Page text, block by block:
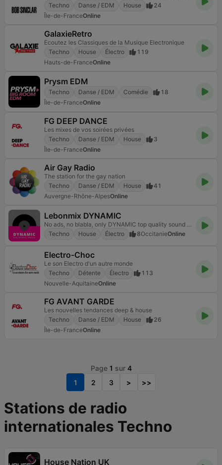
Techno
Danse / EDM House
24
Île-de-FranceOnline
GalaxieRetro
Ecoutez les Classiques de la Musique Electronique
Techno
House Électro
119
Hauts-de-FranceOnline
Prysm EDM
Techno Danse / EDM Comédie
18
Île-de-FranceOnline
FG DEEP DANCE
Les mixes de vos soirées privées
Techno
Danse / EDM House
3
Île-de-FranceOnline
Air Gay Radio
The station for the gay nation
Techno
Danse / EDM House
41
Auvergne-Rhône-AlpesOnline
Lebonmix DYNAMIC
No ads, no blabla, only DYNAMIC top quality sound (AAC192LC) radio station, from France !
Techno
House Électro 8OccitanieOnline
Electro-Choc
Le son Electro d'un autre monde
Techno
Détente Électro
113
Nouvelle-AquitaineOnline
FG AVANT GARDE
Les nouvelles tendances deep & house
Techno
Danse / EDM House
26
Île-de-FranceOnline
Page 1 sur 4
1
2 3 > >>
Stations de radio
internationales Techno
House Nation UK